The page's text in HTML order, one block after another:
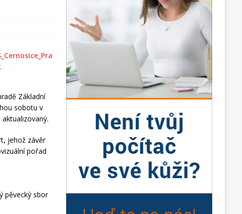
Základní
sobotu v
jehož závěr
pořad
pěvecký sbor